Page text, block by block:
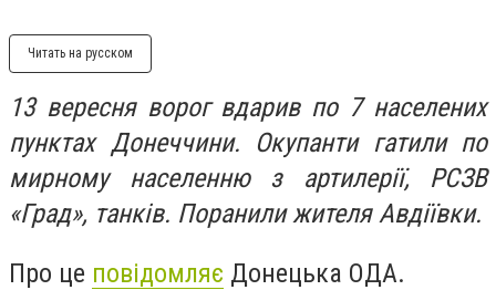
Читать на русском
13 вересня ворог вдарив по 7 населених
пунктах Донеччини. Окупанти гатили по
мирному населенню з артилерії, РСЗВ
«Град», танків. Поранили жителя Авдіївки.
Про це повідомляє Донецька ОДА.